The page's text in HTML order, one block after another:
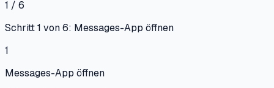
1 / 6
Schritt 1 von 6: Messages-App öffnen
1
Messages-App öffnen